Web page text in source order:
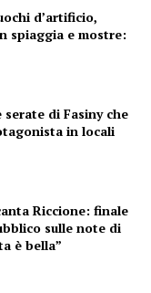
d’artificio,
spiaggia e mostre:
di Fasiny che
in locali
Riccione: finale
sulle note di
è bella”